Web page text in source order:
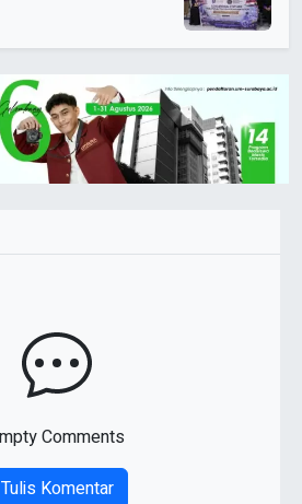
Comments
Tulis Komentar